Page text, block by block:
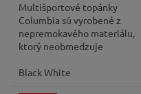
Multišportové topánky
Columbia sú vyrobené z
nepremokavého materiálu,
ktorý neobmedzuje
vynikajúcou podrážkou.
Black White